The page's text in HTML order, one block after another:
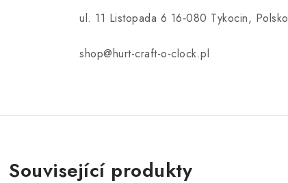
ul. 11 Listopada 6 16‑080 Tykocin, Polsko
shop@hurt-craft-o-clock.pl
Související produkty